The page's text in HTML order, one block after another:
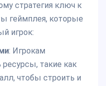
стратегия ключ к
геймплея, которые
игрок:
: Игрокам
такие как
чтобы строить и